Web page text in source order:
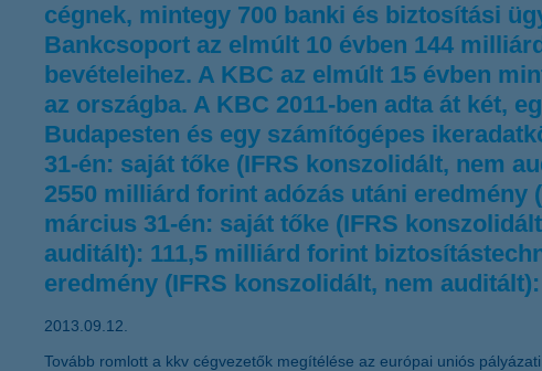
cégnek, mintegy 700 banki és biztosítási
Bankcsoport az elmúlt 10 évben 144
bevételeihez. A KBC az elmúlt 15 évben
az országba. A KBC 2011-ben adta át két,
Budapesten és egy számítógépes
31-én: saját tőke (IFRS konszolidált, nem
2550 milliárd forint adózás utáni
március 31-én: saját tőke (IFRS
auditált): 111,5 milliárd forint
eredmény (IFRS konszolidált, nem
2013.09.12.
Tovább romlott a kkv cégvezetők megítélése az európai uniós